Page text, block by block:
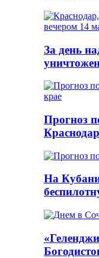
За день
Прогноз
На